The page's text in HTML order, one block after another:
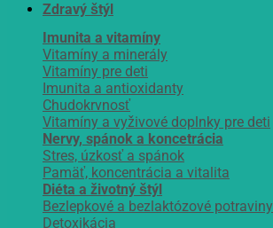
Zdravý štýl
Imunita a vitamíny
Vitamíny a minerály
Vitamíny pre deti
Imunita a antioxidanty
Chudokrvnosť
Vitamíny a vyživové doplnky pre deti
Nervy, spánok a koncetrácia
Stres, úzkosť a spánok
Pamäť, koncentrácia a vitalita
Diéta a životný štýl
Bezlepkové a bezlaktózové potraviny
Detoxikácia